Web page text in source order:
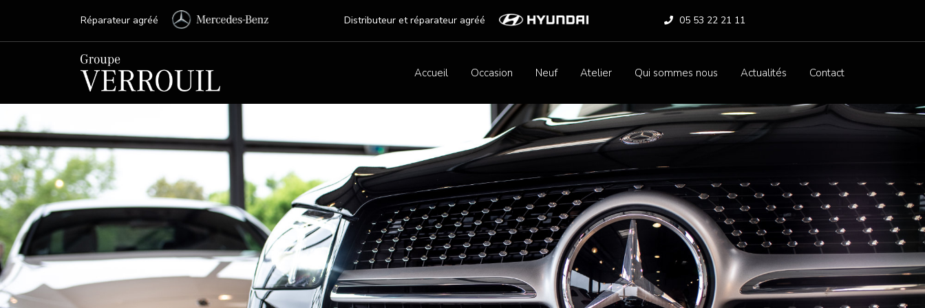
Réparateur agréé Distributeur et réparateur agréé 05 53 22 21 11
Accueil Occasion Neuf Atelier Qui sommes nous Actualités Contact